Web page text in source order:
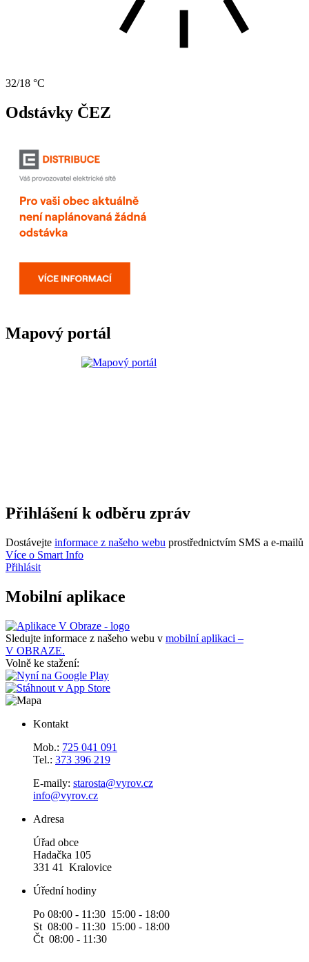
32/18 °C
Odstávky ČEZ
Mapový portál
Přihlášení k odběru zpráv
Dostávejte informace z našeho webu prostřednictvím SMS a e-mailů
Více o Smart Info
Přihlásit
Mobilní aplikace
Sledujte informace z našeho webu v mobilní aplikaci –
V OBRAZE.
Volně ke stažení:
Kontakt
Mob.: 725 041 091
Tel.: 373 396 219
E-maily: starosta@vyrov.cz
info@vyrov.cz
Adresa
Úřad obce
Hadačka 105
331 41 Kralovice
Úřední hodiny
Po 08:00 - 11:30 15:00 - 18:00
St 08:00 - 11:30 15:00 - 18:00
Čt 08:00 - 11:30